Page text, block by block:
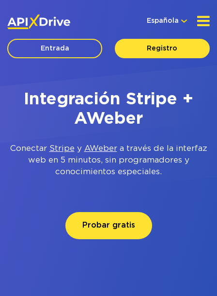
Española
Entrada Registro
Integración Stripe +
AWeber
Conectar Stripe y AWebera través de la interfaz
web en 5 minutos, sin programadores y
conocimientos especiales.
Probar gratis